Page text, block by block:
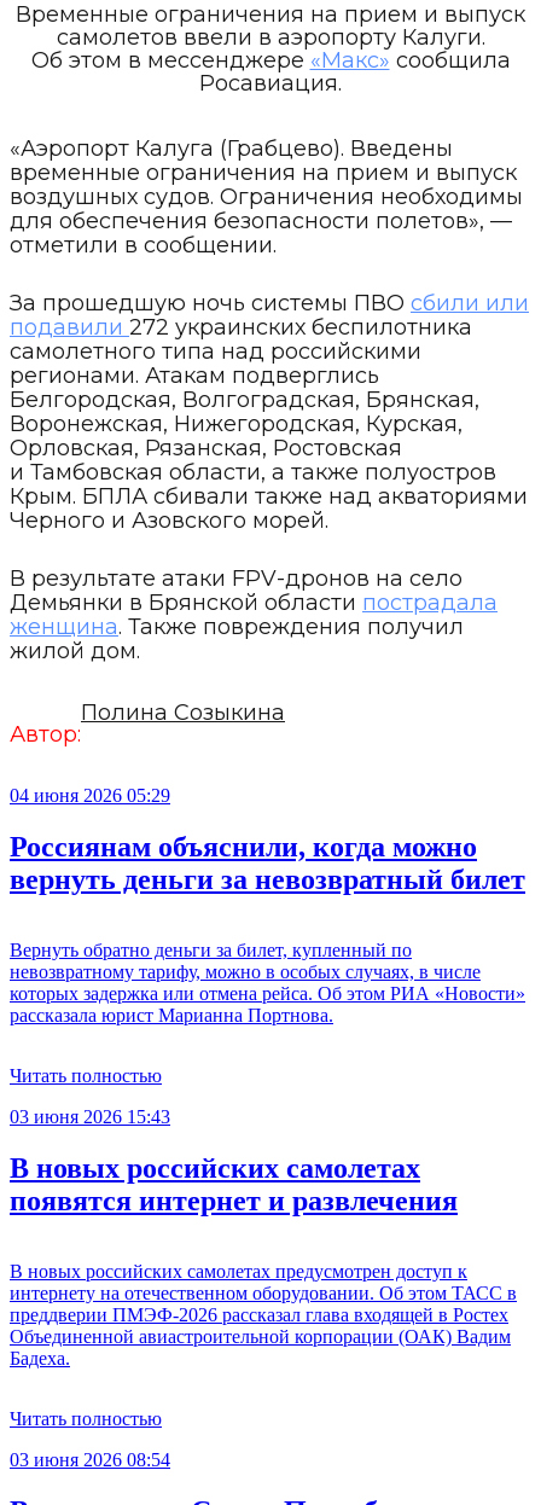
Временные ограничения на прием и выпуск
самолетов ввели в аэропорту Калуги.
Об этом в мессенджере «Макс» сообщила
Росавиация.
«Аэропорт Калуга (Грабцево). Введены
временные ограничения на прием и выпуск
воздушных судов. Ограничения необходимы
для обеспечения безопасности полетов», —
отметили в сообщении.
За прошедшую ночь системы ПВО сбили или
подавили 272 украинских беспилотника
самолетного типа над российскими
регионами. Атакам подверглись
Белгородская, Волгоградская, Брянская,
Воронежская, Нижегородская, Курская,
Орловская, Рязанская, Ростовская
и Тамбовская области, а также полуостров
Крым. БПЛА сбивали также над акваториями
Черного и Азовского морей.
В результате атаки FPV-дронов на село
Демьянки в Брянской области пострадала
женщина. Также повреждения получил
жилой дом.
Автор:
Полина Созыкина
04 июня 2026 05:29
Россиянам объяснили, когда можно
вернуть деньги за невозвратный билет
Вернуть обратно деньги за билет, купленный по
невозвратному тарифу, можно в особых случаях, в числе
которых задержка или отмена рейса. Об этом РИА «Новости»
рассказала юрист Марианна Портнова.
Читать полностью
03 июня 2026 15:43
В новых российских самолетах
появятся интернет и развлечения
В новых российских самолетах предусмотрен доступ к
интернету на отечественном оборудовании. Об этом ТАСС в
преддверии ПМЭФ-2026 рассказал глава входящей в Ростех
Объединенной авиастроительной корпорации (ОАК) Вадим
Бадеха.
Читать полностью
03 июня 2026 08:54